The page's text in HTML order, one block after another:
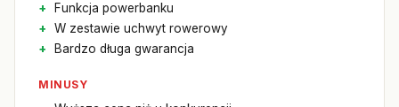
Funkcja powerbanku
W zestawie uchwyt rowerowy
Bardzo długa gwarancja
MINUSY